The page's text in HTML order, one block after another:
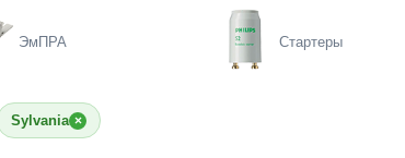
ЭмПРА Стартеры
Sylvania ×